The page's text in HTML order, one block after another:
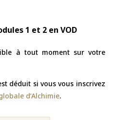
1 et 2 en VOD
à tout moment sur votre
déduit si vous vous inscrivez
d’Alchimie.